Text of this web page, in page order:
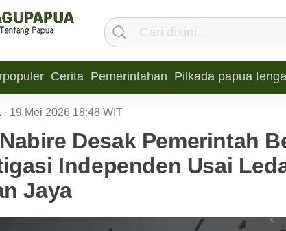
Cerita Pemerintahan Pilkada papua
· 19 Mei 2026 18:48 WIT
Desak Pemerintah
Independen Usai
Jaya